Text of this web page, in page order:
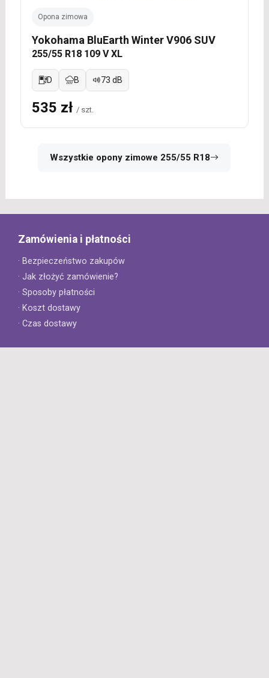
Opona zimowa
Yokohama BluEarth Winter V906 SUV
255/55 R18 109 V XL
D B 73 dB
535 zł / szt.
Wszystkie opony zimowe 255/55 R18
Zamówienia i płatności
· Bezpieczeństwo zakupów
· Jak złożyć zamówienie?
· Sposoby płatności
· Koszt dostawy
· Czas dostawy